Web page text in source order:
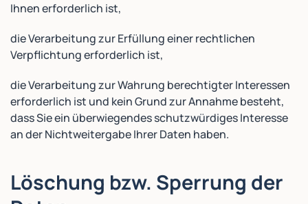
Ihnen erforderlich ist,
die Verarbeitung zur Erfüllung einer rechtlichen
Verpflichtung erforderlich ist,
die Verarbeitung zur Wahrung berechtigter Interessen
erforderlich ist und kein Grund zur Annahme besteht,
dass Sie ein überwiegendes schutzwürdiges Interesse
an der Nichtweitergabe Ihrer Daten haben.
Löschung bzw. Sperrung der